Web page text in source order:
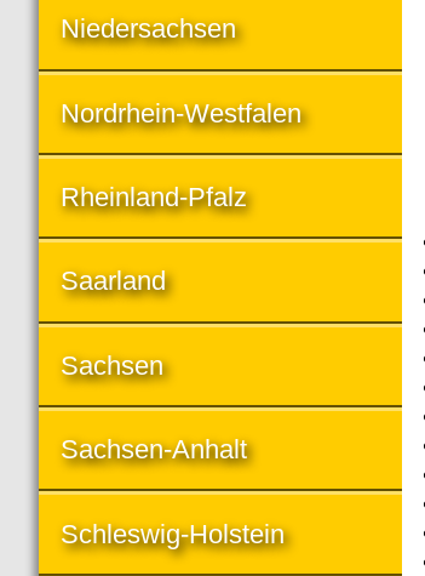
Niedersachsen
Nordrhein-Westfalen
Rheinland-Pfalz
Saarland
Sachsen
Sachsen-Anhalt
Schleswig-Holstein